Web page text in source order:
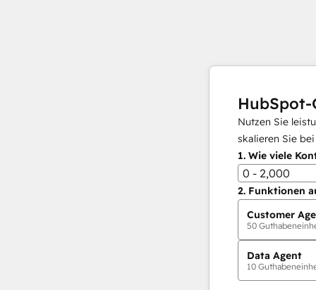
HubSpot-
Nutzen Sie
skalieren Sie
1. Wie viele
0 - 2,000
2. Funktionen
Customer
50
Data Agent
10